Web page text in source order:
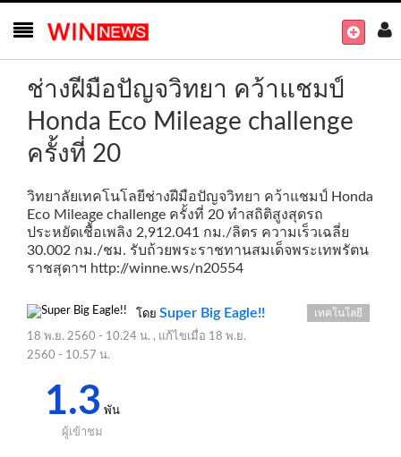
ช่างฝีมือปัญจวิทยา คว้าแชมป์
Honda Eco Mileage challenge
ครั้งที่ 20
วิทยาลัยเทคโนโลยีช่างฝีมือปัญจวิทยา คว้าแชมป์ Honda
Eco Mileage challenge ครั้งที่ 20 ทำสถิติสูงสุดรถ
ประหยัดเชื้อเพลิง 2,912.041 กม./ลิตร ความเร็วเฉลี่ย
30.002 กม./ชม. รับถ้วยพระราชทานสมเด็จพระเทพรัตน
ราชสุดาฯ http://winne.ws/n20554
โดย Super Big Eagle!!
18 พ.ย. 2560 - 10.24 น. , แก้ไขเมื่อ 18 พ.ย.
2560 - 10.57 น.
เทคโนโลยี
1.3 พัน
ผู้เข้าชม